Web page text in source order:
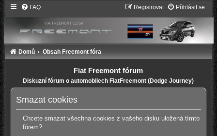
FAQ Přihlásit se
Registrovat
Domů Obsah Freemont fóra
Fiat Freemont fórum
Diskuzní fórum o automobilech FiatFreemont (Dodge Journey)
Smazat cookies
Chcete smazat všechna cookies z vašeho disku uložená tímto
fórem?